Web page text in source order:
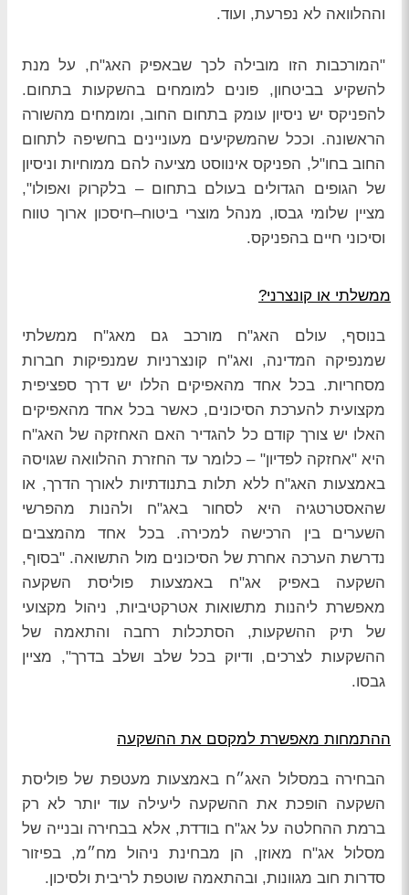
וההלוואה לא נפרעת, ועוד.
"המורכבות הזו מובילה לכך שבאפיק האג"ח, על מנת
להשקיע בביטחון, פונים למומחים בהשקעות בתחום.
להפניקס יש ניסיון עומק בתחום החוב, ומומחים מהשורה
הראשונה. וככל שהמשקיעים מעוניינים בחשיפה לתחום
החוב בחו"ל, הפניקס אינווסט מציעה להם ממוחיות וניסיון
של הגופים הגדולים בעולם בתחום – בלקרוק ואפולו",
מציין שלומי גבסו, מנהל מוצרי ביטוח–חיסכון ארוך טווח
וסיכוני חיים בהפניקס.
ממשלתי או קונצרני?
בנוסף, עולם האג"ח מורכב גם מאג"ח ממשלתי
שמנפיקה המדינה, ואג"ח קונצרניות שמנפיקות חברות
מסחריות. בכל אחד מהאפיקים הללו יש דרך ספציפית
מקצועית להערכת הסיכונים, כאשר בכל אחד מהאפיקים
האלו יש צורך קודם כל להגדיר האם האחזקה של האג"ח
היא "אחזקה לפדיון" – כלומר עד החזרת ההלוואה שגויסה
באמצעות האג"ח ללא תלות בתנודתיות לאורך הדרך, או
שהאסטרטגיה היא לסחור באג"ח ולהנות מהפרשי
השערים בין הרכישה למכירה. בכל אחד מהמצבים
נדרשת הערכה אחרת של הסיכונים מול התשואה. "בסוף,
השקעה באפיק אג"ח באמצעות פוליסת השקעה
מאפשרת ליהנות מתשואות אטרקטיביות, ניהול מקצועי
של תיק ההשקעות, הסתכלות רחבה והתאמה של
ההשקעות לצרכים, ודיוק בכל שלב ושלב בדרך", מציין
גבסו.
ההתמחות מאפשרת למקסם את ההשקעה
הבחירה במסלול האג״ח באמצעות מעטפת של פוליסת
השקעה הופכת את ההשקעה ליעילה עוד יותר לא רק
ברמת ההחלטה על אג"ח בודדת, אלא בבחירה ובנייה של
מסלול אג"ח מאוזן, הן מבחינת ניהול מח״מ, בפיזור
סדרות חוב מגוונות, ובהתאמה שוטפת לריבית ולסיכון.